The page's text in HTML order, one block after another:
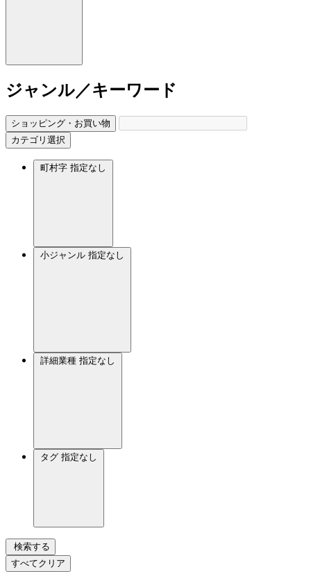
ジャンル／キーワード
ショッピング・お買い物
カテゴリ選択
町村字 指定なし
小ジャンル 指定なし
詳細業種 指定なし
タグ 指定なし
検索する
すべてクリア